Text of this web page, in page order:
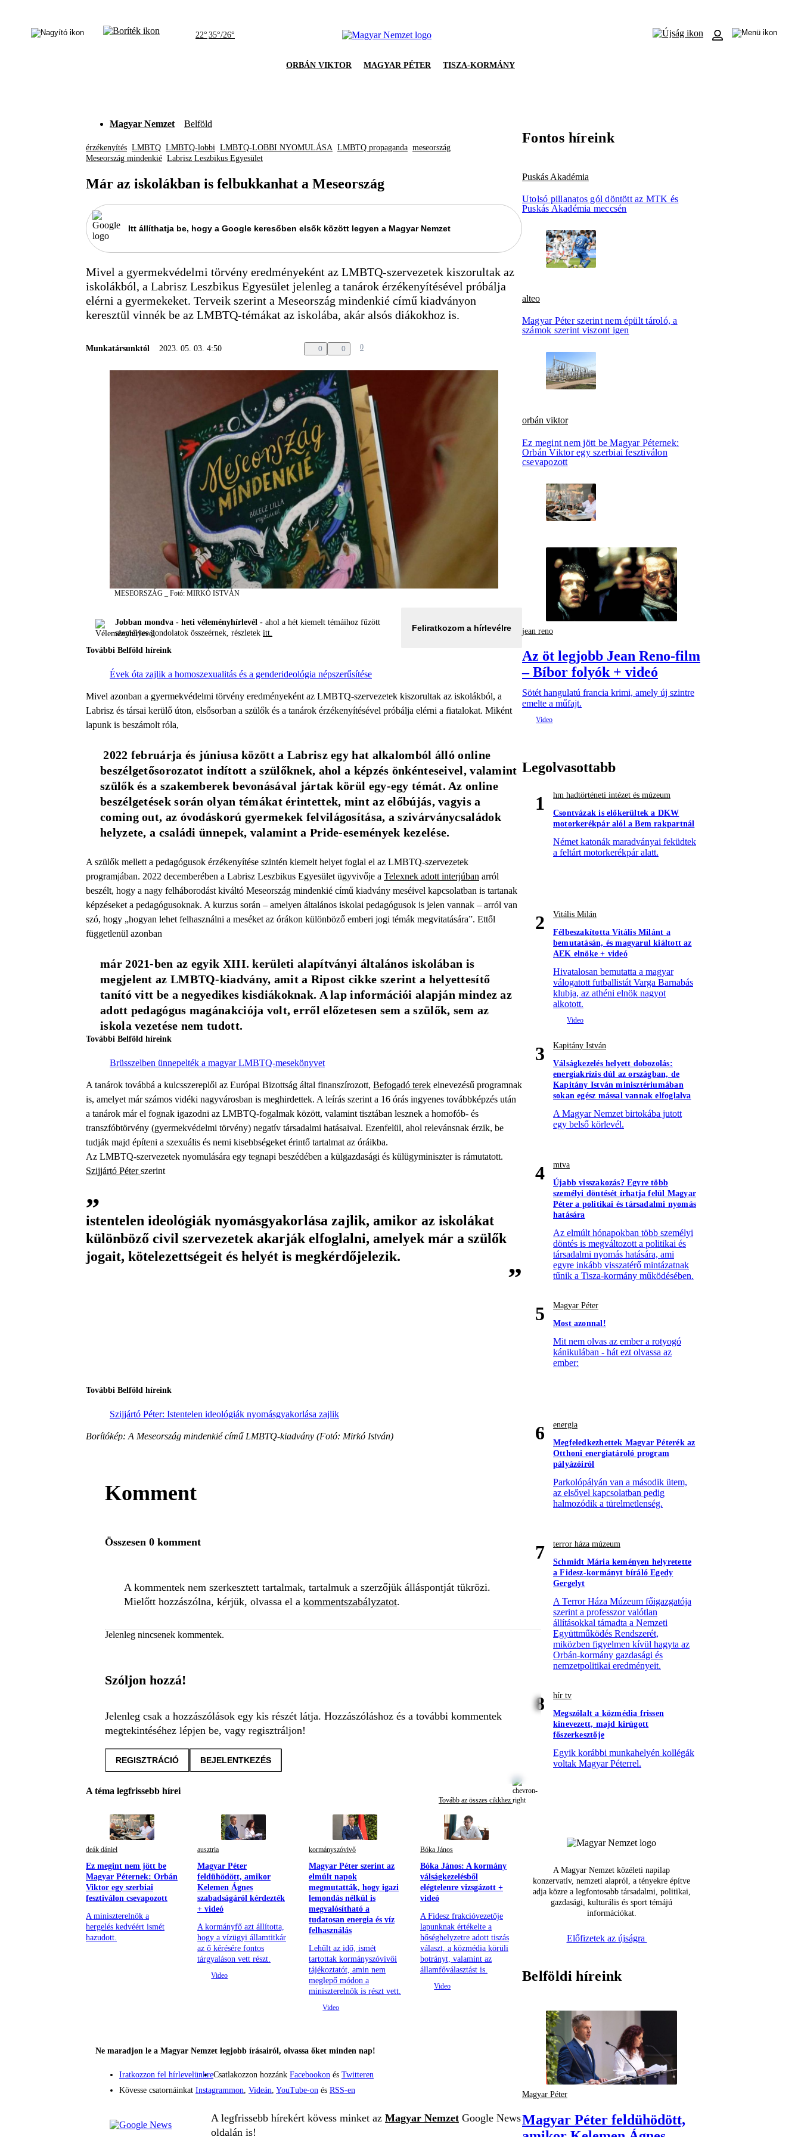
22° 35°/26°
ORBÁN VIKTOR MAGYAR PÉTER TISZA-KORMÁNY
Magyar Nemzet Belföld
érzékenyítés LMBTQ LMBTQ-lobbi LMBTQ-LOBBI NYOMULÁSA LMBTQ propaganda meseország
Meseország mindenkié Labrisz Leszbikus Egyesület
Már az iskolákban is felbukkanhat a Meseország
Itt állíthatja be, hogy a Google keresőben elsők között legyen a Magyar Nemzet
Mivel a gyermekvédelmi törvény eredményeként az LMBTQ-szervezetek kiszorultak az
iskolákból, a Labrisz Leszbikus Egyesület jelenleg a tanárok érzékenyítésével próbálja
elérni a gyermekeket. Terveik szerint a Meseország mindenkié című kiadványon
keresztül vinnék be az LMBTQ-témákat az iskolába, akár alsós diákokhoz is.
Munkatársunktól 2023. 05. 03. 4:50 0 0 0
MESEORSZÁG _ Fotó: MIRKÓ ISTVÁN
Jobban mondva - heti véleményhírlevél - ahol a hét kiemelt témáihoz fűzött
személyes gondolatok összeérnek, részletek itt.
Feliratkozom a hírlevélre
További Belföld híreink
Évek óta zajlik a homoszexualitás és a genderideológia népszerűsítése
Mivel azonban a gyermekvédelmi törvény eredményeként az LMBTQ-szervezetek kiszorultak az iskolákból, a
Labrisz és társai kerülő úton, elsősorban a szülők és a tanárok érzékenyítésével próbálja elérni a fiatalokat. Miként
lapunk is beszámolt róla,
2022 februárja és júniusa között a Labrisz egy hat alkalomból álló online
beszélgetősorozatot indított a szülőknek, ahol a képzés önkénteseivel, valamint
szülők és a szakemberek bevonásával jártak körül egy-egy témát. Az online
beszélgetések során olyan témákat érintettek, mint az előbújás, vagyis a
coming out, az óvodáskorú gyermekek felvilágosítása, a szivárványcsaládok
helyzete, a családi ünnepek, valamint a Pride-események kezelése.
A szülők mellett a pedagógusok érzékenyítése szintén kiemelt helyet foglal el az LMBTQ-szervezetek
programjában. 2022 decemberében a Labrisz Leszbikus Egyesület ügyvivője a Telexnek adott interjúban arról
beszélt, hogy a nagy felháborodást kiváltó Meseország mindenkié című kiadvány meséivel kapcsolatban is tartanak
képzéseket a pedagógusoknak. A kurzus során – amelyen általános iskolai pedagógusok is jelen vannak – arról van
szó, hogy „hogyan lehet felhasználni a meséket az órákon különböző emberi jogi témák megvitatására”. Ettől
függetlenül azonban
már 2021-ben az egyik XIII. kerületi alapítványi általános iskolában is
megjelent az LMBTQ-kiadvány, amit a Ripost cikke szerint a helyettesítő
tanító vitt be a negyedikes kisdiákoknak. A lap információi alapján mindez az
adott pedagógus magánakciója volt, erről előzetesen sem a szülők, sem az
iskola vezetése nem tudott.
További Belföld híreink
Brüsszelben ünnepelték a magyar LMBTQ-mesekönyvet
A tanárok továbbá a kulcsszereplői az Európai Bizottság által finanszírozott, Befogadó terek elnevezésű programnak
is, amelyet már számos vidéki nagyvárosban is meghirdettek. A leírás szerint a 16 órás ingyenes továbbképzés után
a tanárok már el fognak igazodni az ­LMBTQ-fogalmak között, valamint tisztában lesznek a homofób- és
transzfóbtörvény (gyermekvédelmi törvény) negatív társadalmi hatásaival. Ezenfelül, ahol relevánsnak érzik, be
tudják majd építeni a szexuális és nemi kisebbségeket érintő tartalmat az óráikba.
Az LMBTQ-szervezetek nyomulására egy tegnapi beszédében a külgazdasági és külügyminiszter is rámutatott.
Szijjártó Péterszerint
istentelen ideológiák nyomásgyakorlása zajlik, amikor az iskolákat
különböző civil szervezetek akarják elfoglalni, amelyek már a szülők
jogait, kötelezettségeit és helyét is megkérdőjelezik.
További Belföld híreink
Szijjártó Péter: Istentelen ideológiák nyomásgyakorlása zajlik
Borítókép: A Meseország mindenkié című LMBTQ-kiadvány (Fotó: Mirkó István)
Komment
Összesen 0 komment
A kommentek nem szerkesztett tartalmak, tartalmuk a szerzőjük álláspontját tükrözi.
Mielőtt hozzászólna, kérjük, olvassa el a kommentszabályzatot.
Jelenleg nincsenek kommentek.
Szóljon hozzá!
Jelenleg csak a hozzászólások egy kis részét látja. Hozzászóláshoz és a további kommentek
megtekintéséhez lépjen be, vagy regisztráljon!
REGISZTRÁCIÓ BEJELENTKEZÉS
A téma legfrissebb hírei
Tovább az összes cikkhez
deák dániel
Ez megint nem jött be
Magyar Péternek: Orbán
Viktor egy szerbiai
fesztiválon csevapozott
A miniszterelnök a
hergelés kedvéért ismét
hazudott.
ausztria
Magyar Péter
feldühödött, amikor
Kelemen Ágnes
szabadságáról kérdezték
+ videó
A kormányfő azt állította,
hogy a vízügyi államtitkár
az ő kérésére fontos
tárgyaláson vett részt.
kormányszóvivő
Magyar Péter szerint az
elmúlt napok
megmutatták, hogy igazi
lemondás nélkül is
megvalósítható a
tudatosan energia és víz
felhasználás
Lehűlt az idő, ismét
tartottak kormányszóvivői
tájékoztatót, amin nem
meglepő módon a
miniszterelnök is részt vett.
Bóka János
Bóka János: A kormány
válságkezelésből
elégtelenre vizsgázott +
videó
A Fidesz frakcióvezetője
lapunknak értékelte a
hőséghelyzetre adott tiszás
választ, a közmédia körüli
botrányt, valamint az
államfőválasztást is.
Ne maradjon le a Magyar Nemzet legjobb írásairól, olvassa őket minden nap!
Iratkozzon fel hírlevelünkreCsatlakozzon hozzánk Facebookon és Twitteren
Kövesse csatornáinkat Instagrammon, Videán, YouTube-on és RSS-en
A legfrissebb hírekért kövess minket az Magyar Nemzet Google News
oldalán is!
Fontos híreink
Puskás Akadémia
Utolsó pillanatos gól döntött az MTK és
Puskás Akadémia meccsén
alteo
Magyar Péter szerint nem épült tároló, a
számok szerint viszont igen
orbán viktor
Ez megint nem jött be Magyar Péternek:
Orbán Viktor egy szerbiai fesztiválon
csevapozott
jean reno
Az öt legjobb Jean Reno-film
– Bíbor folyók + videó
Sötét hangulatú francia krimi, amely új szintre
emelte a műfajt.
Legolvasottabb
1
hm hadtörténeti intézet és múzeum
Csontvázak is előkerültek a DKW
motorkerékpár alól a Bem rakpartnál
Német katonák maradványai feküdtek
a feltárt motorkerékpár alatt.
2
Vitális Milán
Félbeszakította Vitális Milánt a
bemutatásán, és magyarul kiáltott az
AEK elnöke + videó
Hivatalosan bemutatta a magyar
válogatott futballistát Varga Barnabás
klubja, az athéni elnök nagyot
alkotott.
3
Kapitány István
Válságkezelés helyett dobozolás:
energiakrízis dúl az országban, de
Kapitány István minisztériumában
sokan egész mással vannak elfoglalva
A Magyar Nemzet birtokába jutott
egy belső körlevél.
4
mtva
Újabb visszakozás? Egyre több
személyi döntését írhatja felül Magyar
Péter a politikai és társadalmi nyomás
hatására
Az elmúlt hónapokban több személyi
döntés is megváltozott a politikai és
társadalmi nyomás hatására, ami
egyre inkább visszatérő mintázatnak
tűnik a Tisza-kormány működésében.
5
Magyar Péter
Most azonnal!
Mit nem olvas az ember a rotyogó
kánikulában - hát ezt olvassa az
ember:
6
energia
Megfeledkezhettek Magyar Péterék az
Otthoni energiatároló program
pályázóiról
Parkolópályán van a második ütem,
az elsővel kapcsolatban pedig
halmozódik a türelmetlenség.
7
terror háza múzeum
Schmidt Mária keményen helyretette
a Fidesz-kormányt bíráló Egedy
Gergelyt
A Terror Háza Múzeum főigazgatója
szerint a professzor valótlan
állításokkal támadta a Nemzeti
Együttműködés Rendszerét,
miközben figyelmen kívül hagyta az
Orbán-kormány gazdasági és
nemzetpolitikai eredményeit.
8
hír tv
Megszólalt a közmédia frissen
kinevezett, majd kirúgott
főszerkesztője
Egyik korábbi munkahelyén kollégák
voltak Magyar Péterrel.
A Magyar Nemzet közéleti napilap
konzervatív, nemzeti alapról, a tényekre építve
adja közre a legfontosabb társadalmi, politikai,
gazdasági, kulturális és sport témájú
információkat.
Előfizetek az újságra
Belföldi híreink
Magyar Péter
Magyar Péter feldühödött,